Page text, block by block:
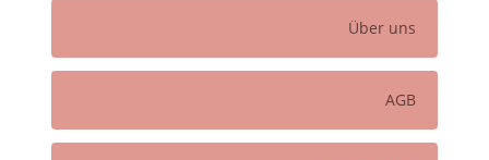
Über uns
AGB